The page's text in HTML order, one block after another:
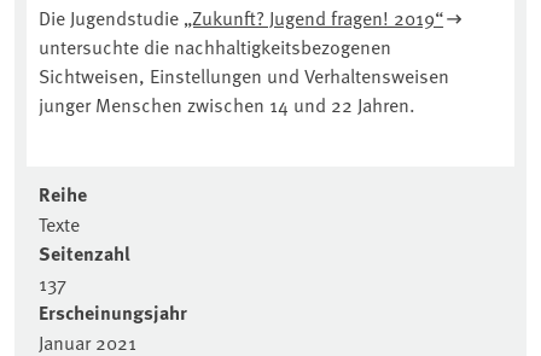
Die Jugendstudie „Zukunft? Jugend fragen! 2019“
untersuchte die nachhaltigkeitsbezogenen
Sichtweisen, Einstellungen und Verhaltensweisen
junger Menschen zwischen 14 und 22 Jahren.
Reihe
Texte
Seitenzahl
137
Erscheinungsjahr
Januar 2021